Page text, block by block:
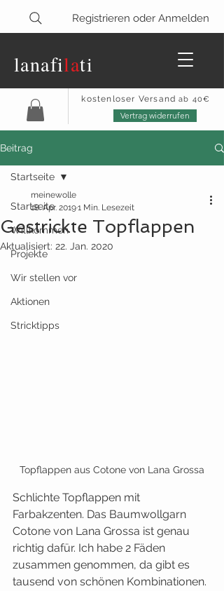
lanafilati
kostenloser Versandab 40€
Registrieren oder Anmelden
Vertrag widerrufen
Beitrag
Startseite
Willkommen
Projekte
Wir stellen vor
Aktionen
Stricktipps
Startseite
Gestrickte Topflappen
meinewolle
18. Apr. 20191 Min. Lesezeit
Aktualisiert: 22. Jan. 2020
Topflappen aus Cotone von Lana Grossa
Schlichte Topflappen mit
Farbakzenten. Das Baumwollgarn
Cotone von Lana Grossa ist genau
richtig dafür. Ich habe 2 Fäden
zusammen genommen, da gibt es
tausend von schönen Kombinationen.